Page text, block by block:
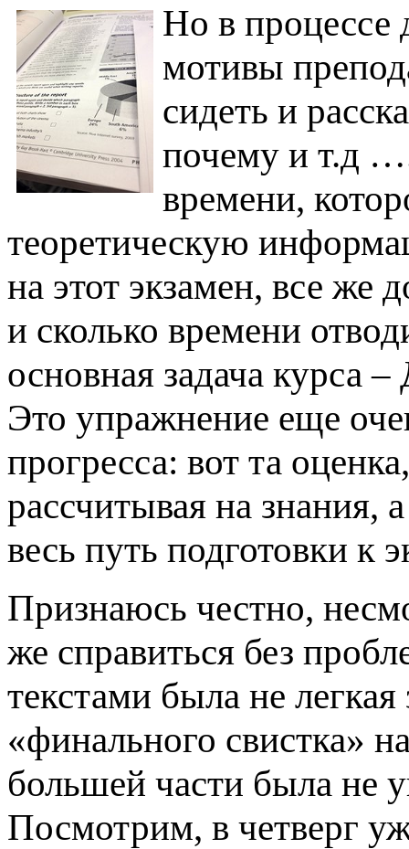
Но в процессе
мотивы
сидеть и
почему и т.д
времени,
теоретическую
на этот экзамен, все же
и сколько времени
основная задача курса
Это упражнение еще
прогресса: вот та
рассчитывая на знания,
весь путь подготовки к
Признаюсь честно,
же справиться без
текстами была не
«финального свистка»
большей части была не
Посмотрим, в четверг